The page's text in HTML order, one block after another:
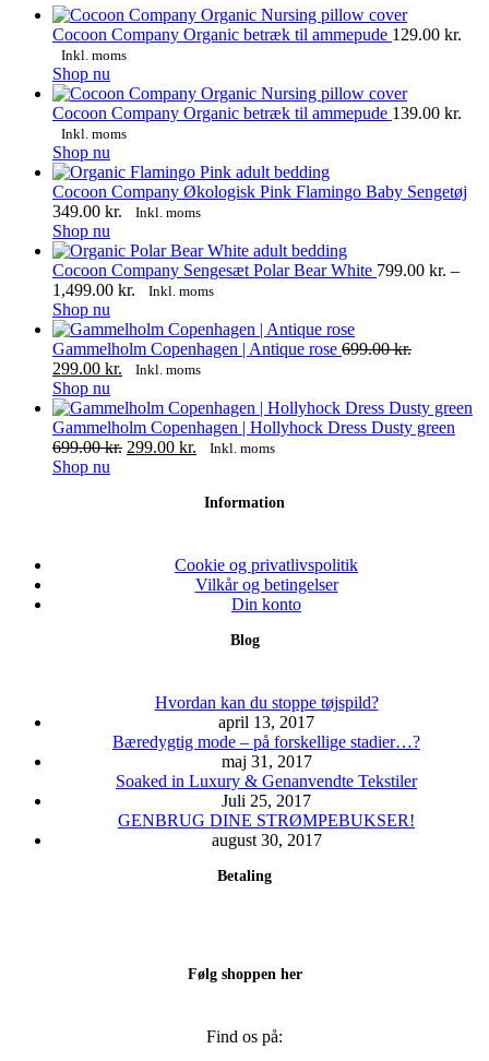
Cocoon Company Organic betræk til ammepude 129.00 kr.
Inkl. moms
Shop nu
vare
har
flere
Mulighederne
kan
vælges
varesiden
Cocoon Company Organic betræk til ammepude 139.00 kr.
Inkl. moms
Shop nu
vare
har
flere
Mulighederne
kan
vælges
varesiden
Cocoon Company Økologisk Pink Flamingo Baby Sengetøj
349.00 kr. Inkl. moms
Shop nu
Cocoon Company Sengesæt Polar Bear White 799.00 kr. –
1,499.00 kr. Prisinterval:
til
1,499.00 kr.
Inkl. moms
Shop nu
vare
har
flere
Mulighederne
kan
vælges
Gammelholm Copenhagen | Antique rose 699.00kr.
Den
oprindelige
pris
var:
699.00 kr..
299.00 kr. Den
pris
er:
299.00 kr..
Inkl. moms
Shop nu
vare
har
flere
Gammelholm Copenhagen | Hollyhock Dress Dusty green
699.00kr. Den
299.00 kr. Den
er:
Inkl. moms
Shop nu
Mulighederne
Information
Cookie og privatlivspolitik
Vilkår og betingelser
Din konto
Blog
Hvordan kan du stoppe tøjspild?
april 13, 2017
Bæredygtig mode – på forskellige stadier…?
maj 31, 2017
Soaked in Luxury & Genanvendte Tekstiler
Juli 25, 2017
GENBRUG DINE STRØMPEBUKSER!
august 30, 2017
Betaling
Følg shoppen her
Find os på: